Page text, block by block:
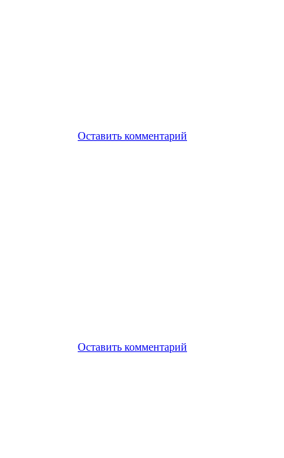
Оставить комментарий
Оставить комментарий